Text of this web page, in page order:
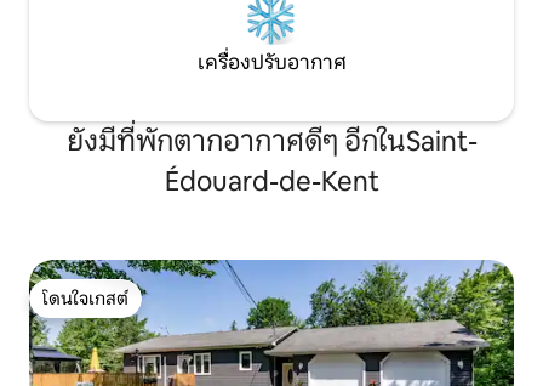
เครื่องปรับอากาศ
ยังมีที่พักตากอากาศดีๆ อีกในSaint-
Édouard-de-Kent
โดนใจเกสต์
โดนใจเกสต์